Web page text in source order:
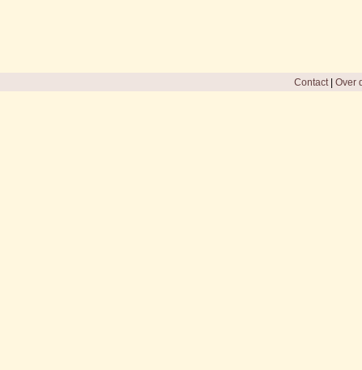
Contact| Over